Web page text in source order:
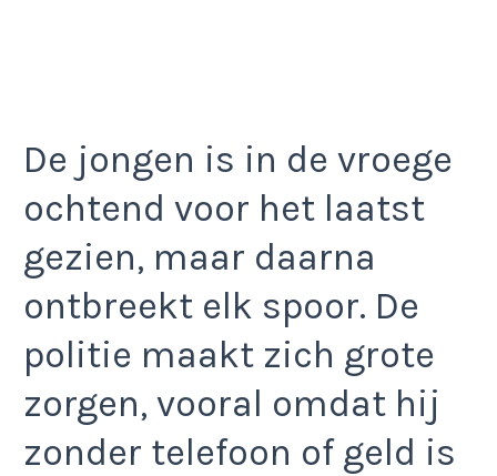
De jongen is in de vroege
ochtend voor het laatst
gezien, maar daarna
ontbreekt elk spoor. De
politie maakt zich grote
zorgen, vooral omdat hij
zonder telefoon of geld is